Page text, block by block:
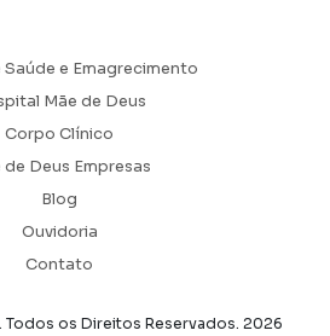
Saúde e Emagrecimento
Mãe de Deus
Corpo Clínico
de Deus Empresas
Blog
Ouvidoria
Contato
Todos os Direitos Reservados. 2026